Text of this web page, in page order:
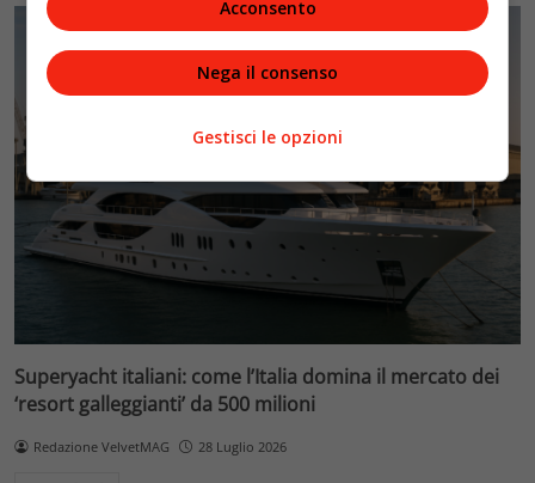
Superyacht italiani: come l’Italia domina il mercato dei
‘resort galleggianti’ da 500 milioni
Redazione VelvetMAG 28 Luglio 2026
Acconsento
Nega il consenso
Gestisci le opzioni